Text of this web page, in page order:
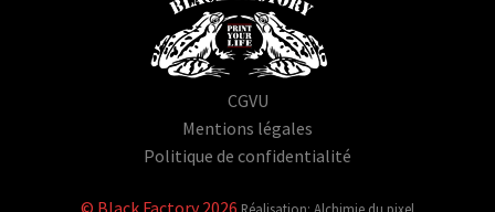
CGVU
Mentions légales
Politique de confidentialité